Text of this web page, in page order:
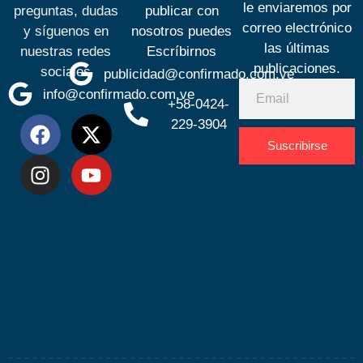
preguntas, dudas
y síguenos en
nuestras redes
sociales
info@confirmado.com.ve
publicar con
nosotros puedes
Escríbirnos
publicidad@confirmado.com.ve
+58-0424-
229-3904
le enviaremos por
correo electrónico
las últimas
publicaciones.
Suscribirse